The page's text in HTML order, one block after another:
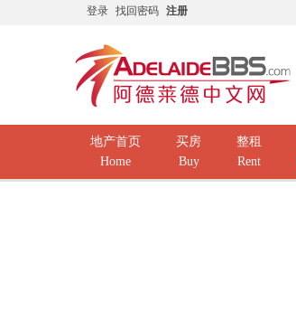
登录 找回密码 注册
地产首页
Home
买房
Buy
整租
Rent